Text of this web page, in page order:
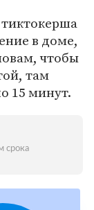
в доме,
чтобы
там
15 минут.
срока